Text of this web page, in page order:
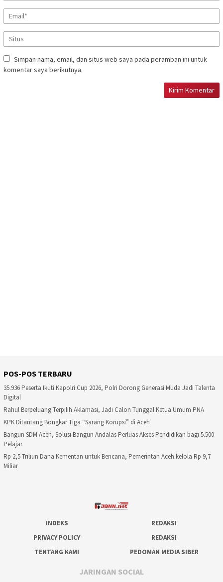
Simpan nama, email, dan situs web saya pada peramban ini untuk
komentar saya berikutnya.
POS-POS TERBARU
35.936 Peserta Ikuti Kapolri Cup 2026, Polri Dorong Generasi Muda Jadi Talenta
Digital
Rahul Berpeluang Terpilih Aklamasi, Jadi Calon Tunggal Ketua Umum PNA
KPK Ditantang Bongkar Tiga “Sarang Korupsi” di Aceh
Bangun SDM Aceh, Solusi Bangun Andalas Perluas Akses Pendidikan bagi 5.500
Pelajar
Rp 2,5 Triliun Dana Kementan untuk Bencana, Pemerintah Aceh kelola Rp 9,7
Miliar
INDEKS
REDAKSI
PRIVACY POLICY
REDAKSI
TENTANG KAMI
PEDOMAN MEDIA SIBER
JARINGAN SOCIAL